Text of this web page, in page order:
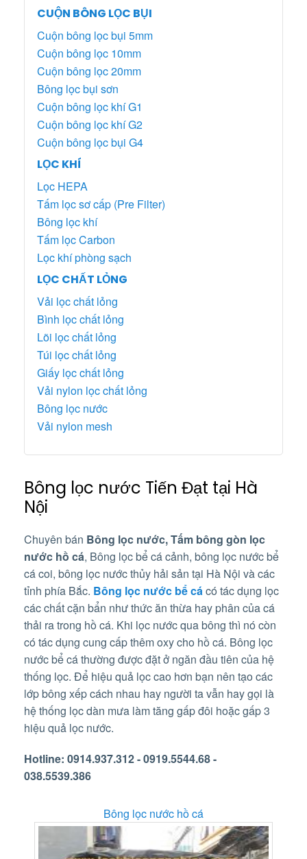
CUỘN BÔNG LỌC BỤI
Cuộn bông lọc bụi 5mm
Cuộn bông lọc 10mm
Cuộn bông lọc 20mm
Bông lọc bụi sơn
Cuộn bông lọc khí G1
Cuộn bông lọc khí G2
Cuộn bông lọc bụi G4
LỌC KHÍ
Lọc HEPA
Tấm lọc sơ cấp (Pre Filter)
Bông lọc khí
Tấm lọc Carbon
Lọc khí phòng sạch
LỌC CHẤT LỎNG
Vải lọc chất lỏng
Bình lọc chất lỏng
Lõi lọc chất lỏng
Túi lọc chất lỏng
Giấy lọc chất lỏng
Vải nylon lọc chất lỏng
Bông lọc nước
Vải nylon mesh
Bông lọc nước Tiến Đạt tại Hà
Nội
Chuyên bán Bông lọc nước, Tấm bông gòn lọc
nước hồ cá, Bông lọc bể cá cảnh, bông lọc nước bể
cá coi, bông lọc nước thủy hải sản tại Hà Nội và các
tỉnh phía Bắc. Bông lọc nước bể cácó tác dụng lọc
các chất cặn bẩn như thức ăn thừa hay phân của cá
thải ra trong hồ cá. Khi lọc nước qua bông thì nó còn
có tác dụng cung cấp thêm oxy cho hồ cá. Bông lọc
nước bể cá thường được đặt ở ngăn đầu tiên của hệ
thống lọc. Để hiệu quả lọc cao hơn bạn nên tạo các
lớp bông xếp cách nhau hay người ta vẫn hay gọi là
hệ thống lọc dàn mưa làm tăng gấp đôi hoặc gấp 3
hiệu quả lọc nước.
Hotline: 0914.937.312 - 0919.5544.68 -
038.5539.386
Bông lọc nước hồ cá